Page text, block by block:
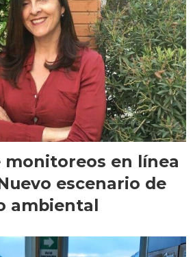
monitoreos en línea
escenario de
ambiental